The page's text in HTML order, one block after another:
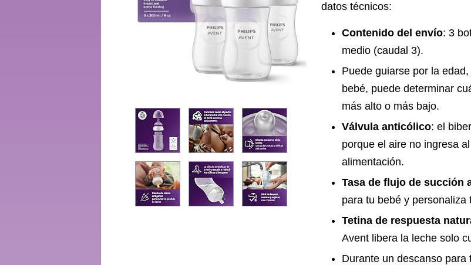
datos técnicos:
Contenido del envío: 3
medio (caudal 3).
Puede guiarse por la
bebé, puede determinar
más alto o más bajo.
Válvula anticólico: el
porque el aire no ingresa
alimentación.
Tasa de flujo de succión
para tu bebé y
Tetina de respuesta
Avent libera la leche solo
Durante un descanso para